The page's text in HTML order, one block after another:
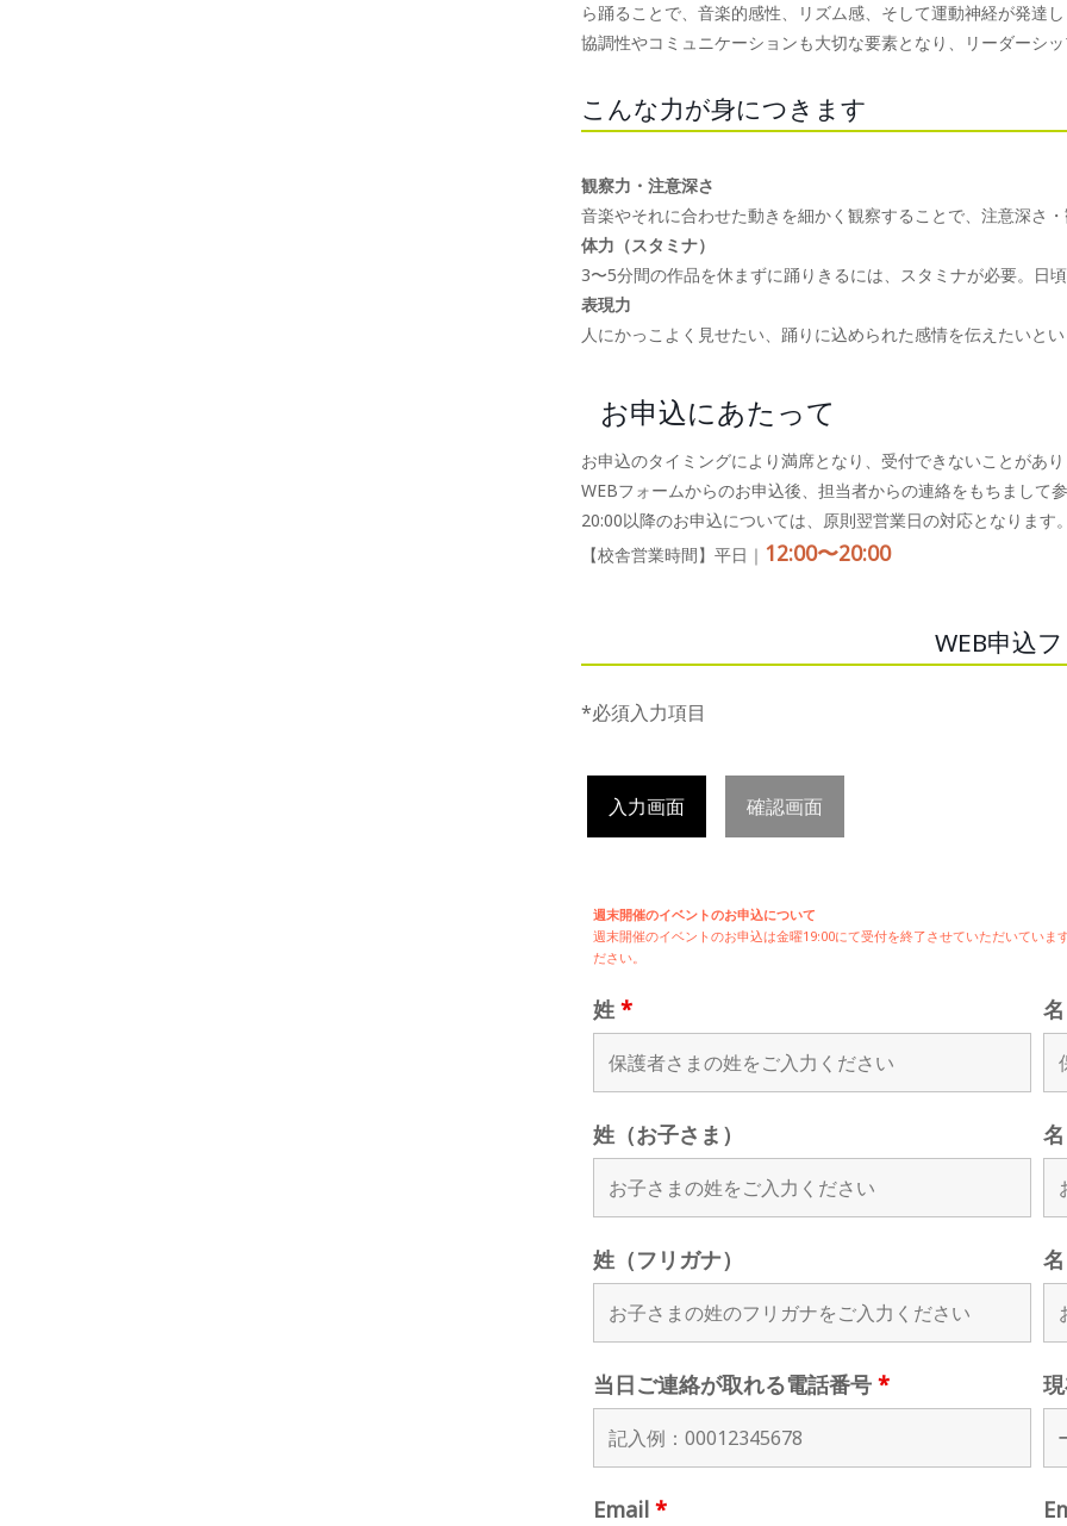
ら踊ることで、音楽的感性、リズム感、そして運動神経が発達
協調性やコミュニケーションも大切な要素となり、リーダーシッ
こんな力が身につきます
観察力・注意深さ
音楽やそれに合わせた動きを細かく観察することで、注意深さ・
体力（スタミナ）
3〜5分間の作品を休まずに踊りきるには、スタミナが必要。日
表現力
人にかっこよく見せたい、踊りに込められた感情を伝えたいと
お申込にあたって
お申込のタイミングにより満席となり、受付できないことがあ
WEBフォームからのお申込後、担当者からの連絡をもちまして参
20:00以降のお申込については、原則翌営業日の対応となります。
【校舎営業時間】平日｜ 12:00〜20:00
WEB申込
*必須入力項目
入力画面 確認画面
週末開催のイベントのお申込について
週末開催のイベントのお申込は金曜19:00にて受付を終了させていただいていま
ださい。
姓 *
姓（お子さま）
姓（フリガナ）
当日ご連絡が取れる電話番号 *
Email *